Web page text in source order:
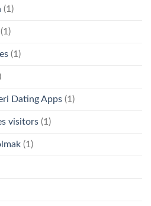
(1)
(1)
(1)
Dating Apps (1)
visitors (1)
(1)